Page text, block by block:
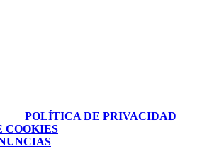
POLÍTICA DE PRIVACIDAD
COOKIES